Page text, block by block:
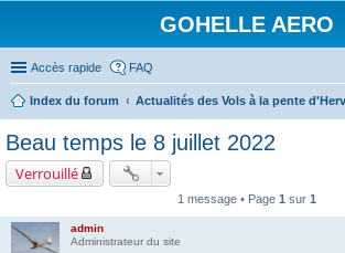
GOHELLE AERO
Accès rapide FAQ
Index du forum Actualités des Vols à la pente
Beau temps le 8 juillet 2022
Verrouillé
1 message • Page 1 sur 1
admin
Administrateur du site